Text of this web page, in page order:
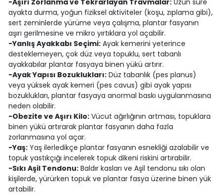
-Aşırı Zorlanma ve Tekrarlayan Travmalar:Uzun süre
ayakta durma, yoğun fiziksel aktiviteler (koşu, zıplama gibi),
sert zeminlerde yürüme veya çalışma, plantar fasyanın
aşırı gerilmesine ve mikro yırtıklara yol açabilir.
-Yanlış Ayakkabı Seçimi:Ayak kemerini yeterince
desteklemeyen, çok düz veya topuklu, sert tabanlı
ayakkabılar plantar fasyaya binen yükü artırır.
-Ayak Yapısı Bozuklukları:Düz tabanlık (pes planus)
veya yüksek ayak kemeri (pes cavus) gibi ayak yapısı
bozuklukları, plantar fasyaya anormal baskı uygulanmasına
neden olabilir.
-Obezite ve Aşırı Kilo:Vücut ağırlığının artması, topuklara
binen yükü artırarak plantar fasyanın daha fazla
zorlanmasına yol açar.
-Yaş:Yaş ilerledikçe plantar fasyanın esnekliği azalabilir ve
topuk yastıkçığı incelerek topuk dikeni riskini artırabilir.
-Sıkı Aşil Tendonu:Baldır kasları ve Aşil tendonu sıkı olan
kişilerde, yürürken topuk ve plantar fasya üzerine binen yük
artabilir.